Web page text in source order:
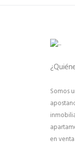
Somos
en